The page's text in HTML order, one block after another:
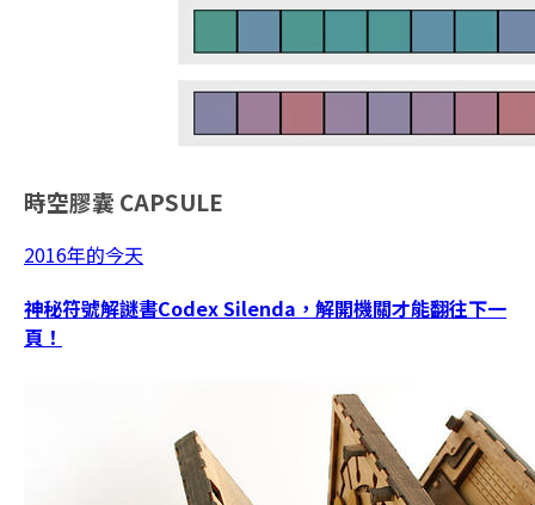
時空膠囊 CAPSULE
2016年的今天
神秘符號解謎書Codex Silenda，解開機關才能翻往下一
頁！